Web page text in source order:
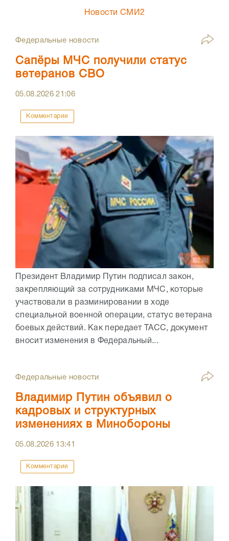
Новости СМИ2
Федеральные новости
Сапёры МЧС получили статус
ветеранов СВО
05.08.202621:06
Комментарии
Президент Владимир Путин подписал закон,
закрепляющий за сотрудниками МЧС, которые
участвовали в разминировании в ходе
специальной военной операции, статус ветерана
боевых действий. Как передает ТАСС, документ
вносит изменения в Федеральный...
Федеральные новости
Владимир Путин объявил о
кадровых и структурных
изменениях в Минобороны
05.08.2026 13:41
Комментарии